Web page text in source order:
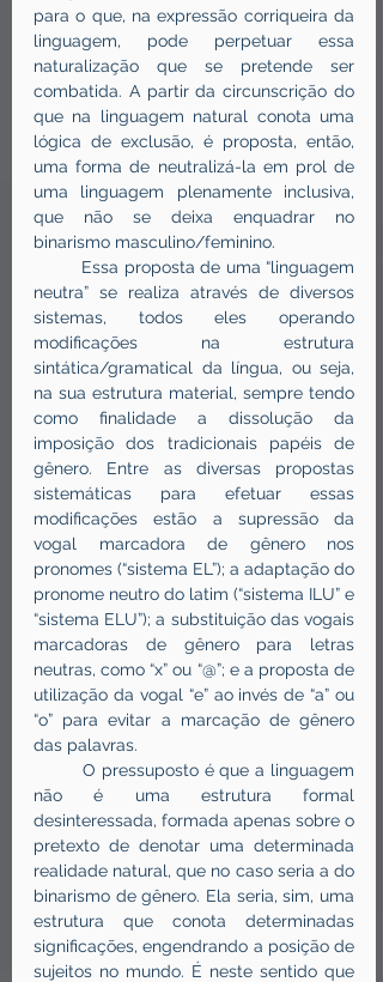
para o que, na expressão corriqueira da
linguagem, pode perpetuar essa
naturalização que se pretende ser
combatida. A partir da circunscrição do
que na linguagem natural conota uma
lógica de exclusão, é proposta, então,
uma forma de neutralizá-la em prol de
uma linguagem plenamente inclusiva,
que não se deixa enquadrar no
binarismo masculino/feminino.
neutra” se realiza através de diversos
sistemas, todos eles operando
modificações na estrutura
sintática/gramatical da língua, ou seja,
na sua estrutura material, sempre tendo
como finalidade a dissolução da
imposição dos tradicionais papéis de
gênero. Entre as diversas propostas
sistemáticas para efetuar essas
modificações estão a supressão da
vogal marcadora de gênero nos
pronomes (“sistema EL”); a adaptação do
pronome neutro do latim (“sistema ILU” e
“sistema ELU”); a substituição das vogais
marcadoras de gênero para letras
neutras, como “x” ou “@”; e a proposta de
utilização da vogal “e” ao invés de “a” ou
“o” para evitar a marcação de gênero
das palavras.
não é uma estrutura formal
desinteressada, formada apenas sobre o
pretexto de denotar uma determinada
realidade natural, que no caso seria a do
binarismo de gênero. Ela seria, sim, uma
estrutura que conota determinadas
significações, engendrando a posição de
sujeitos no mundo. É neste sentido que